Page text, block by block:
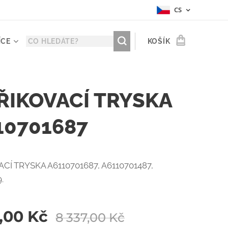
CS
KOŠÍK
TRYSKA
TRYSKA A6110701687, A6110701487,
Kč 8 337,00Kč